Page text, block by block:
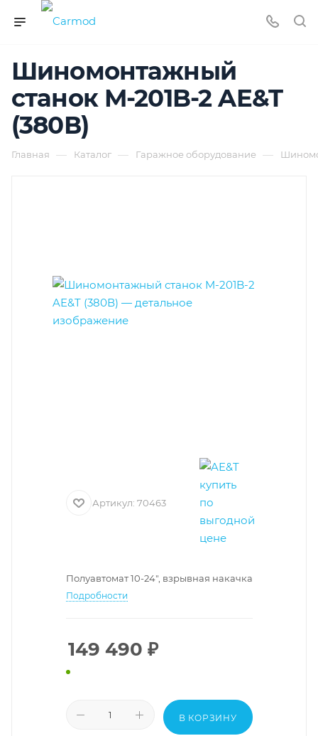
Шиномонтажный
станок M-201B-2 AE&T
(380В)
Главная — Каталог — Гаражное оборудование —
Артикул: 70463
Полуавтомат 10-24", взрывная накачка
Подробности
149 490 ₽
В КОРЗИНУ